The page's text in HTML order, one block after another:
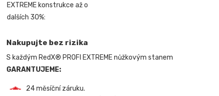
EXTREME konstrukce až o
dalších 30%:
Nakupujte bez rizika
S každým RedX® PROFI EXTREME nůžkovým stanem
GARANTUJEME:
24 měsíční záruku.